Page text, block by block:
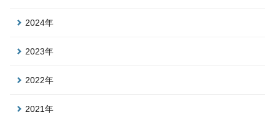
2024年
2023年
2022年
2021年